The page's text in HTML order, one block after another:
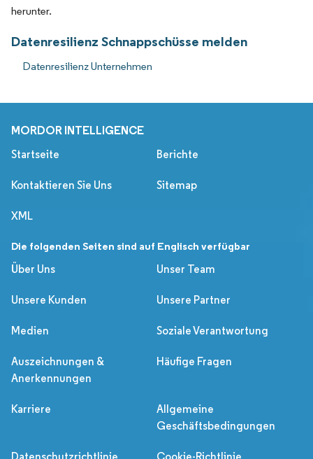
herunter.
Datenresilienz Schnappschüsse melden
Datenresilienz Unternehmen
MORDOR INTELLIGENCE
Startseite Berichte
Kontaktieren Sie Uns Sitemap
XML
Die folgenden Seiten sind auf Englisch verfügbar
Über Uns
Unser Team
Unsere Kunden Unsere Partner
Medien Soziale Verantwortung
Auszeichnungen &
Anerkennungen
Häufige Fragen
Karriere
Allgemeine
Geschäftsbedingungen